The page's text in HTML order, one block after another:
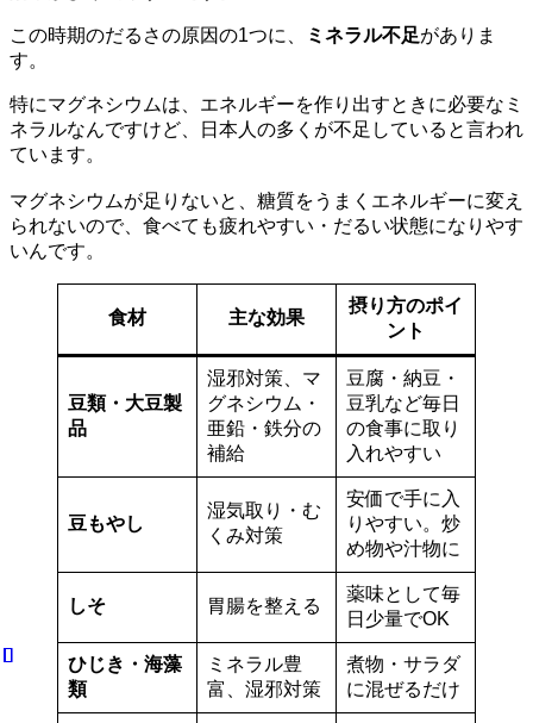
この時期のだるさの原因の1つに、 ミネラル不足がありま
す。
特にマグネシウムは、エネルギーを作り出すときに必要なミ
ネラルなんですけど、日本人の多くが不足していると言われ
ています。
マグネシウムが足りないと、糖質をうまくエネルギーに変え
られないので、食べても疲れやすい・だるい状態になりやす
いんです。
食材 主な効果
摂り方のポイ
ント
豆類・大豆製
品
湿邪対策、マ
グネシウム・
亜鉛・鉄分の
補給
豆腐・納豆・
豆乳など毎日
の食事に取り
入れやすい
豆もやし
湿気取り・む
くみ対策
安価で手に入
りやすい。炒
め物や汁物に
しそ 胃腸を整える
薬味として毎
日少量でOK
ひじき・海藻
類
ミネラル豊
富、湿邪対策
煮物・サラダ
に混ぜるだけ